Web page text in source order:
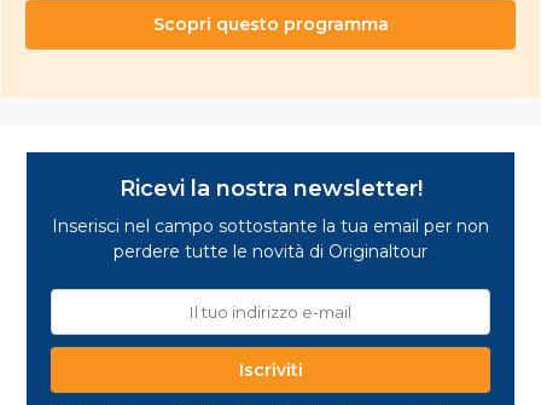
Scopri questo programma
Ricevi la nostra newsletter!
Inserisci nel campo sottostante la tua email per non
perdere tutte le novità di Originaltour